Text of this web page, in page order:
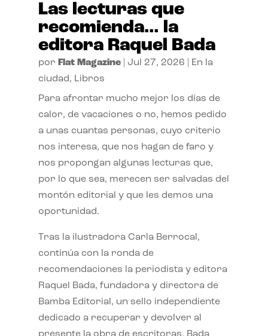
Las lecturas que
recomienda… la
editora Raquel Bada
por Flat Magazine| Jul 27, 2026
En la
ciudad, Libros
Para afrontar mucho mejor los días de
calor, de vacaciones o no, hemos pedido
a unas cuantas personas, cuyo criterio
nos interesa, que nos hagan de faro y
nos propongan algunas lecturas que,
por lo que sea, merecen ser salvadas del
montón editorial y que les demos una
oportunidad.
Tras la ilustradora Carla Berrocal,
continúa con la ronda de
recomendaciones la periodista y editora
Raquel Bada, fundadora y directora de
Bamba Editorial, un sello independiente
dedicado a recuperar y devolver al